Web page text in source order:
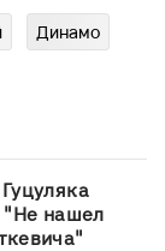
Динамо
"Не нашел